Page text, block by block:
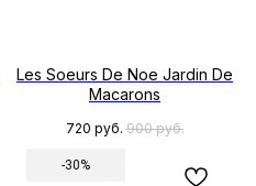
Les Soeurs De Noe Jardin De
Macarons
720 руб. 900 руб.
-30%